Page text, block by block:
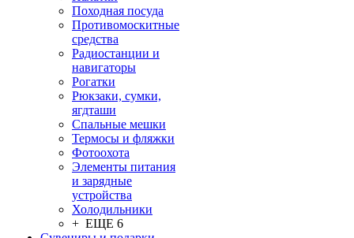
Походная посуда
Противомоскитные
средства
Радиостанции и
навигаторы
Рогатки
Рюкзаки, сумки,
ягдташи
Спальные мешки
Термосы и фляжки
Фотоохота
Элементы питания
и зарядные
устройства
Холодильники
+ ЕЩЕ 6